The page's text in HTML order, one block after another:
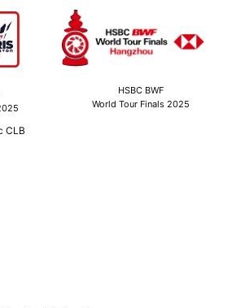
HSBC BWF
World Tour Finals 2025
CLB